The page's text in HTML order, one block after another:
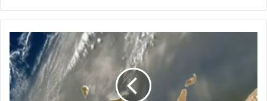
LA
CALIMA
TIENE
ESPECIAL
INCIDENCIA